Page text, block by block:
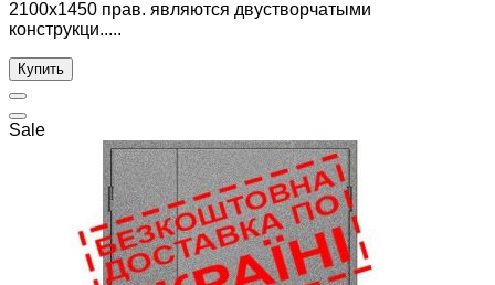
2100x1450 прав. являются двустворчатыми
конструкци.....
Купить
Sale